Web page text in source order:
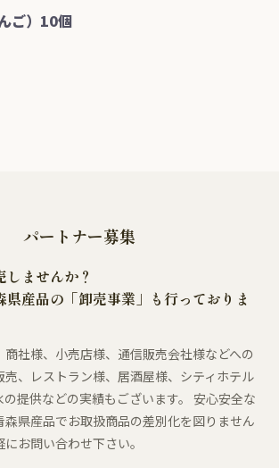
ご）10個
パートナー募集
ませんか？
県産品の「卸売事業」も行っておりま
社様、小売店様、通信販売会社様などへの
、レストラン様、居酒屋様、シティホテル
提供などの実績もございます。 安心安全な
森県産品でお取扱商品の差別化を図りません
お問い合わせ下さい。